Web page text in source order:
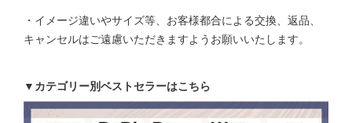
・イメージ違いやサイズ等、お客様都合による交換、返品、
キャンセルはご遠慮いただきますようお願いいたします。
▼カテゴリー別ベストセラーはこちら